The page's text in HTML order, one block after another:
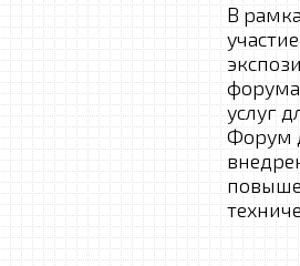
В
услуг
Форум